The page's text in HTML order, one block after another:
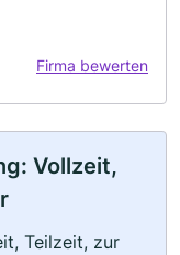
Firma bewerten
Vollzeit,
Teilzeit, zur